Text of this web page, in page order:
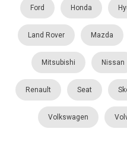
Ford Honda
Land Rover Mazda
Mitsubishi Nissan
Renault Seat
Volkswagen